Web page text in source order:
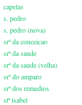
capelas
s. pedro
s. pedro (nova)
srª da conceicao
srª da saude
srª da saude (velha)
srª do amparo
srª dos remedios
stª isabel